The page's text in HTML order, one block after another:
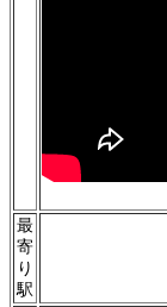
最
寄
り
駅